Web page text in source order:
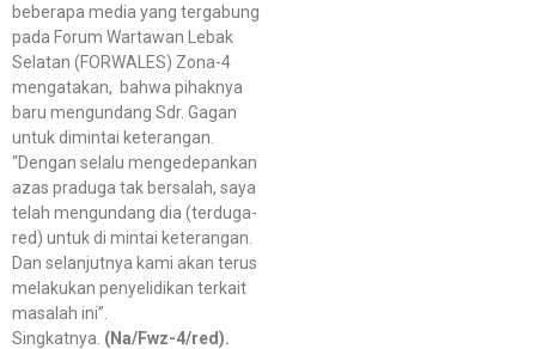
beberapa media yang tergabung
pada Forum Wartawan Lebak
Selatan (FORWALES) Zona-4
mengatakan, bahwa pihaknya
baru mengundang Sdr. Gagan
untuk dimintai keterangan.
“Dengan selalu mengedepankan
azas praduga tak bersalah, saya
telah mengundang dia (terduga-
red) untuk di mintai keterangan.
Dan selanjutnya kami akan terus
melakukan penyelidikan terkait
masalah ini”.
Singkatnya. (Na/Fwz-4/red).